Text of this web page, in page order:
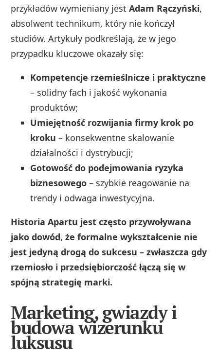
przykładów wymieniany jestAdam Rączyński,
absolwent technikum, który nie kończył
studiów. Artykuły podkreślają, że w jego
przypadku kluczowe okazały się:
Kompetencje rzemieślnicze i praktyczne
– solidny fach i jakość wykonania
produktów;
Umiejętność rozwijania firmy krok po
kroku – konsekwentne skalowanie
działalności i dystrybucji;
Gotowość do podejmowania ryzyka
biznesowego – szybkie reagowanie na
trendy i odwaga inwestycyjna.
Historia Apartu jest często przywoływana
jako dowód, że formalne wykształcenie nie
jest jedyną drogą do sukcesu – zwłaszcza gdy
rzemiosło i przedsiębiorczość łączą się w
spójną strategię marki.
Marketing, gwiazdy i
budowa wizerunku
luksusu